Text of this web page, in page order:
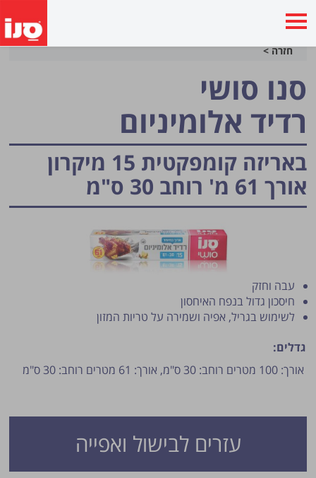
חזרה >
עזרים לבישול ואפייה
סנו סושי
רדיד אלומיניום
באריזה קומפקטית 15 מיקרון
אורך 61 מ' רוחב 30 ס"מ
עבה וחזק
חיסכון גדול בנפח האיחסון
לשימוש בגריל, אפיה ושמירה על טריות המזון
גדלים:
אורך: 100 מטרים רוחב: 30 ס"מ,
אורך: 61 מטרים רוחב: 30 ס"מ